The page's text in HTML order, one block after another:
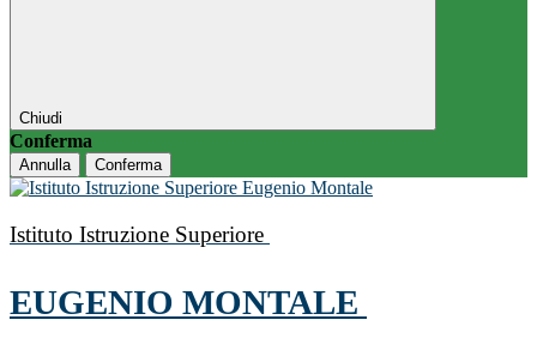
Chiudi
Conferma
Annulla Conferma
Istituto Istruzione Superiore
EUGENIO MONTALE